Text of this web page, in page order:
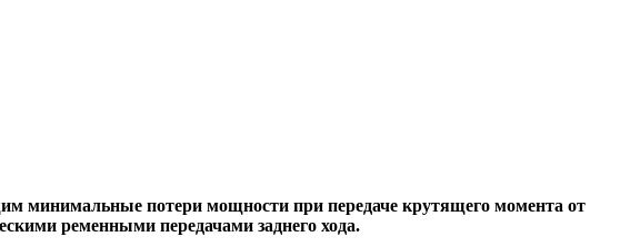
потери мощности при передаче крутящего момента от
ременными передачами заднего хода.